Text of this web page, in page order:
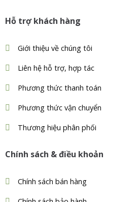
Hỗ trợ khách hàng
Giới thiệu về chúng tôi
Liên hệ hỗ trợ, hợp tác
Phương thức thanh toán
Phương thức vận chuyển
Thương hiệu phân phối
Chính sách & điều khoản
Chính sách bán hàng